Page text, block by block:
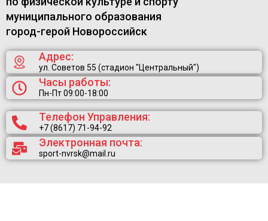
муниципального образования
город-герой Новороссийск
Адрес:
ул. Советов 55 (стадион "Центральный")
Часы работы:
Пн-Пт 09:00-18:00
Телефон Управления:
+7 (8617) 71-94-92
Электронная почта:
sport-nvrsk@mail.ru